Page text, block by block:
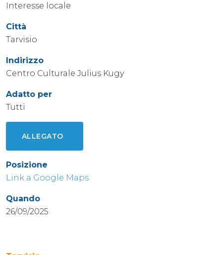
Interesse locale
Città
Tarvisio
Indirizzo
Centro Culturale Julius Kugy
Adatto per
Tutti
ALLEGATO
Posizione
Link a Google Maps
Quando
26/09/2025